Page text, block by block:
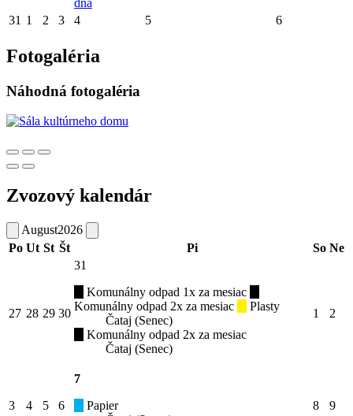
dňa
31 1 2 3 4 5 6
Fotogaléria
Náhodná fotogaléria
Zvozový kalendár
August2026
Po Ut St Št Pi So Ne
27 28 29 30
31
Komunálny odpad 1x za mesiac
Komunálny odpad 2x za mesiac
Plasty
Čataj (Senec)
Komunálny odpad 2x za mesiac
Čataj (Senec)
1 2
3 4 5 6
7
Papier
8 9